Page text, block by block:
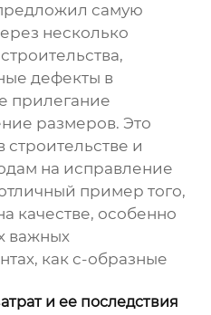
самую
несколько
дефекты в
прилегание
размеров. Это
и
на исправление
пример того,
качестве, особенно
важных
как с-образные
и ее последствия